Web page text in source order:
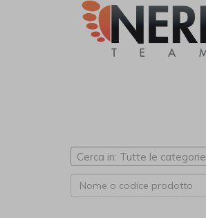
Cerca in: Tutte le categorie